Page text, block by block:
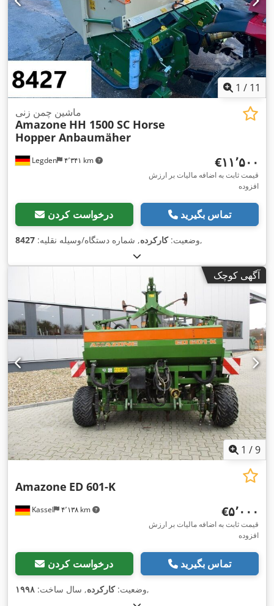
1 / 11
Legden ۴٬۳۴۱ km
ماشین چمن زنی
Amazone HH 1500 SC Horse
Hopper Anbaumäher
‎€۱۱٬۵۰۰
قیمت ثابت به اضافه مالیات بر ارزش
افزوده
درخواست کردن تماس بگیرید
وضعیت:کارکرده, شماره دستگاه/وسیله نقلیه: 8427 ,
آگهی کوچک
1 /9
Kassel ۴٬۱۳۸ km
Amazone ED 601-K
‎€۵٬۰۰۰
قیمت ثابت به اضافه مالیات بر ارزش
افزوده
درخواست کردن تماس بگیرید
وضعیت:کارکرده, سال ساخت: ۱۹۹۸ ,